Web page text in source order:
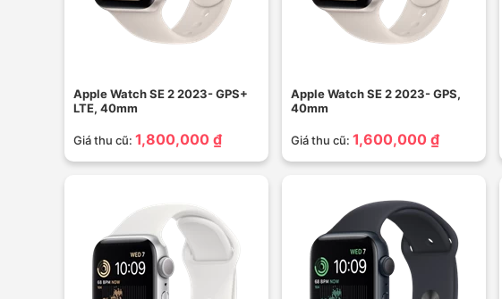
Apple Watch SE 2 2023- GPS+
LTE, 40mm
Giá thu cũ: 1,800,000 ₫
Apple Watch SE 2 2023- GPS,
40mm
Giá thu cũ: 1,600,000 ₫